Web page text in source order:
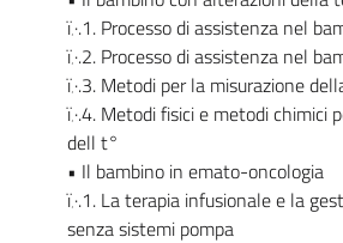
ï‚·.1. Processo di assistenza nel
ï‚·.2. Processo di assistenza nel
ï‚·.3. Metodi per la misurazione
ï‚·.4. Metodi fisici e metodi chimici
dell t°
• Il bambino in emato-oncologia
ï‚·.1. La terapia infusionale e la
senza sistemi pompa